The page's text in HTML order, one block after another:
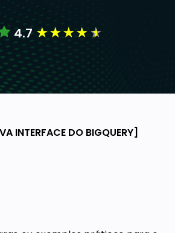
4.7 ★★★★★
INTERFACE DO BIGQUERY]